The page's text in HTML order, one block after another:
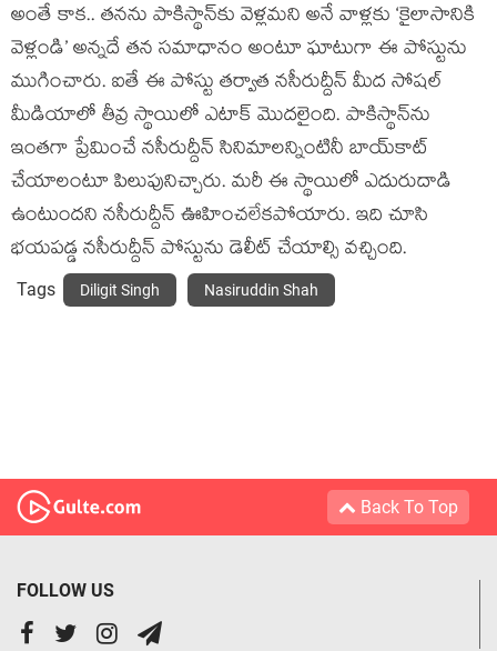
అంతే కాక.. తనను పాకిస్థాన్‌కు వెళ్లమని అనే వాళ్లకు ‘కైలాసానికి
వెళ్లండి’ అన్నదే తన సమాధానం అంటూ ఘాటుగా ఈ పోస్టును
ముగించారు. ఐతే ఈ పోస్టు తర్వాత నసీరుద్దీన్ మీద సోషల్
మీడియాలో తీవ్ర స్థాయిలో ఎటాక్ మొదలైంది. పాకిస్థాన్‌ను
ఇంతగా ప్రేమించే నసీరుద్దీన్ సినిమాలన్నింటినీ బాయ్‌కాట్
చేయాలంటూ పిలుపునిచ్చారు. మరీ ఈ స్థాయిలో ఎదురుదాడి
ఉంటుందని నసీరుద్దీన్ ఊహించలేకపోయారు. ఇది చూసి
భయపడ్డ నసీరుద్దీన్ పోస్టును డెలీట్ చేయాల్సి వచ్చింది.
Tags Diligit Singh Nasiruddin Shah
Back To Top
FOLLOW US